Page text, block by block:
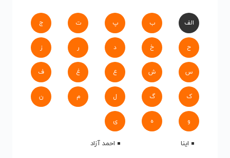
الف ب پ ت ج
ح خ د ر ز
س ش ع غ ف
ک گ ل م ن
و ه ی
اینا
احمد آزاد